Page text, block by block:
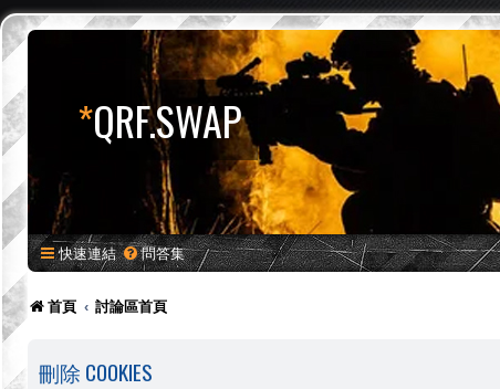
*QRF.SWAP
快速連結 問答集
首頁 討論區首頁
刪除 COOKIES